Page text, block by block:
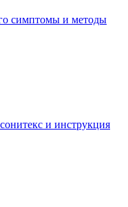
симптомы и методы
и инструкция